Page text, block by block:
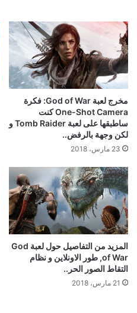
مخرج لعبة God of War: فكرة
One-Shot Camera كنت
ساطبقها على لعبة Tomb Raider و
لكن وجهة بالرفض..
23 مارس، 2018
المزيد من التفاصيل حول لعبة God
of War, طور الاونلاين و نظام
التقاط الصور الحر..
21 مارس، 2018